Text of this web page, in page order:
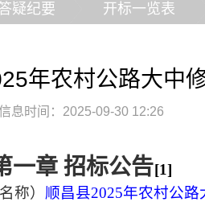
疑纪要 开标一览表
年农村公路大中
息时间：2025-09-30 12:26
一章 招标公告[1]
称） 顺昌县2025年农村公路